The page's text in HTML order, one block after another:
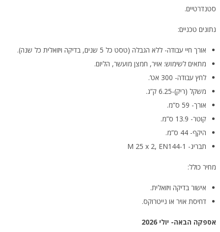
סטנדרטיים.
נתונים טכניים:
אורך חיי עבודה- ללא הגבלה (טסט כל 5 שנים, בדיקה ויזואלית כל שנה).
מתאים לשימוש: אויר, חמצן מועשר, הליום.
לחץ עבודה- 300 אט’.
משקל (ריק)-6.25 ק”ג.
אורך- 59 ס”מ.
קוטר- 13.9 ס”מ.
היקף- 44 ס”מ.
תבריג- M 25 x 2, EN144-1
מחיר כולל:
אישור בדיקה ויזואלית.
דחיסת אויר או נייטרוקס.
אספקה הבאה- יולי 2026